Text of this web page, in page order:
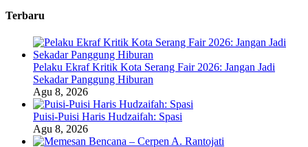
Terbaru
Pelaku Ekraf Kritik Kota Serang Fair 2026: Jangan Jadi
Sekadar Panggung Hiburan
Agu 8, 2026
Puisi-Puisi Haris Hudzaifah: Spasi
Agu 8, 2026